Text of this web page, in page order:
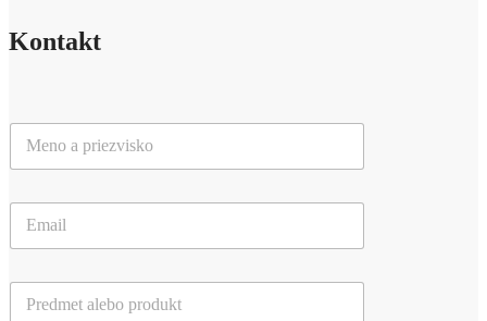
Kontakt
n
a